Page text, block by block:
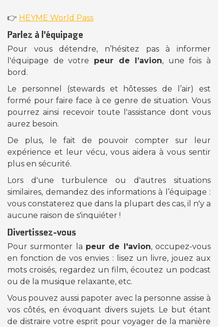
👉 HEYME World Pass
Parlez à l'équipage
Pour vous détendre, n’hésitez pas à informer
l'équipage de votre peur de l’avion, une fois à
bord.
Le personnel (stewards et hôtesses de l’air) est
formé pour faire face à ce genre de situation. Vous
pourrez ainsi recevoir toute l'assistance dont vous
aurez besoin.
De plus, le fait de pouvoir compter sur leur
expérience et leur vécu, vous aidera à vous sentir
plus en sécurité.
Lors d'une turbulence ou d'autres situations
similaires, demandez des informations à l’équipage :
vous constaterez que dans la plupart des cas, il n'y a
aucune raison de s'inquiéter !
Divertissez-vous
Pour surmonter la peur de l'avion, occupez-vous
en fonction de vos envies : lisez un livre, jouez aux
mots croisés, regardez un film, écoutez un podcast
ou de la musique relaxante, etc.
Vous pouvez aussi papoter avec la personne assise à
vos côtés, en évoquant divers sujets. Le but étant
de distraire votre esprit pour voyager de la manière